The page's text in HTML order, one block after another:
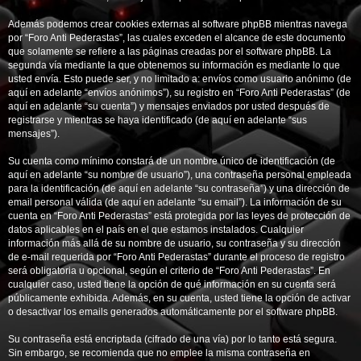
Además podemos crear cookies externas al software phpBB mientras navega
por “Foro Anti Pederastas”, las cuales exceden el alcance de este documento
que solamente se refiere a las páginas creadas por el software phpBB. La
segunda vía mediante la que obtenemos su información es mediante lo que
usted envía. Esto puede ser, y no limitado a: envíos como usuario anónimo (de
aquí en adelante “envíos anónimos”), su registro en “Foro Anti Pederastas” (de
aquí en adelante “su cuenta”) y mensajes enviados por usted después de
registrarse y mientras se haya identificado (de aquí en adelante “sus
mensajes”).
Su cuenta como mínimo constará de un nombre único de identificación (de
aquí en adelante “su nombre de usuario”), una contraseña personal empleada
para la identificación (de aquí en adelante “su contraseña”) y una dirección de
email personal válida (de aquí en adelante “su email”). La información de su
cuenta en “Foro Anti Pederastas” está protegida por las leyes de protección de
datos aplicables en el país en el que estamos instalados. Cualquier
información más allá de su nombre de usuario, su contraseña y su dirección
de e-mail requerida por “Foro Anti Pederastas” durante el proceso de registro
será obligatoria u opcional, según el criterio de “Foro Anti Pederastas”. En
cualquier caso, usted tiene la opción de qué información en su cuenta será
públicamente exhibida. Además, en su cuenta, usted tiene la opción de activar
o desactivar los emails generados automáticamente por el software phpBB.
Su contraseña está encriptada (cifrado de una vía) por lo tanto está segura.
Sin embargo, se recomienda que no emplee la misma contraseña en